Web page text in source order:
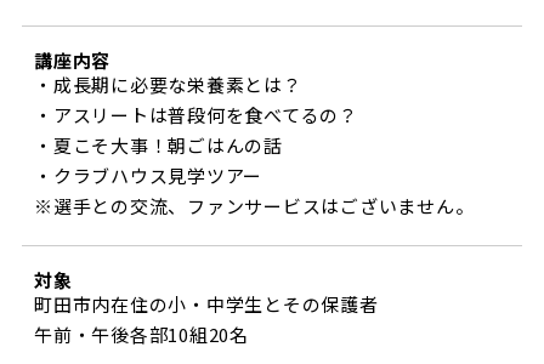
講座内容
・成長期に必要な栄養素とは？
・アスリートは普段何を食べてるの？
・夏こそ大事！朝ごはんの話
・クラブハウス見学ツアー
※選手との交流、ファンサービスはございません。
対象
町田市内在住の小・中学生とその保護者
午前・午後各部10組20名